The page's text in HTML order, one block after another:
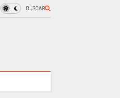
BUSCAR